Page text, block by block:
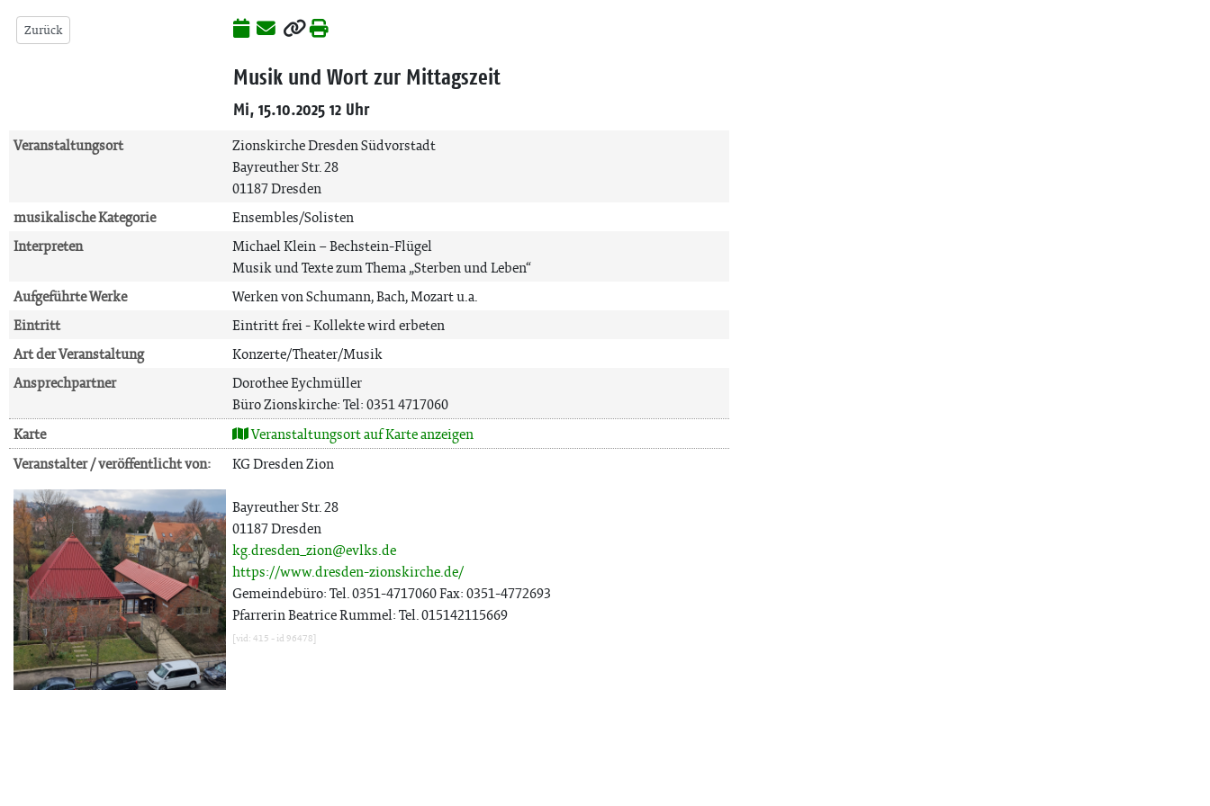
Zurück
Musik und Wort zur Mittagszeit
Mi, 15.10.2025 12 Uhr
Veranstaltungsort
Zionskirche Dresden Südvorstadt
Bayreuther Str. 28
01187 Dresden
musikalische Kategorie
Ensembles/Solisten
Interpreten
Michael Klein – Bechstein-Flügel
Musik und Texte zum Thema „Sterben und Leben“
Aufgeführte Werke
Werken von Schumann, Bach, Mozart u.a.
Eintritt
Eintritt frei - Kollekte wird erbeten
Art der Veranstaltung
Konzerte/Theater/Musik
Ansprechpartner
Dorothee Eychmüller
Büro Zionskirche: Tel: 0351 4717060
Karte
Veranstaltungsort auf Karte anzeigen
Veranstalter / veröffentlicht von:
KG Dresden Zion
Bayreuther Str. 28
01187 Dresden
kg.dresden_zion@evlks.de
https://www.dresden-zionskirche.de/
Gemeindebüro: Tel. 0351-4717060 Fax: 0351-4772693
Pfarrerin Beatrice Rummel: Tel. 015142115669
[vid: 415 - id 96478]